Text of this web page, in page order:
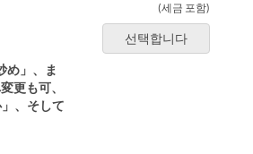
(세금 포함)
선택합니다
め」、ま
更も可、
、そして